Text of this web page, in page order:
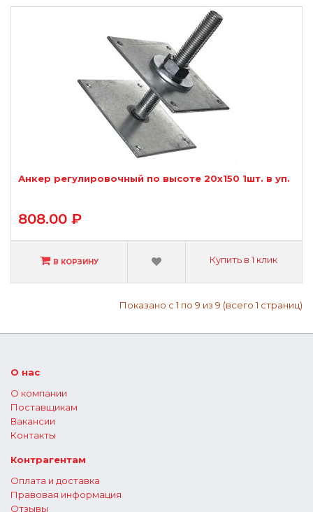
Анкер регулировочный по высоте 20х150 1шт. в уп.
808.00 ₽
В КОРЗИНУ Купить в 1 клик
Показано с 1 по 9 из 9 (всего 1 страниц)
О нас
О компании
Поставщикам
Вакансии
Контакты
Контрагентам
Оплата и доставка
Правовая информация
Отзывы